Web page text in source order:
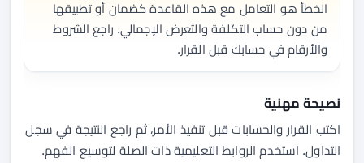
الخطأ هو التعامل مع هذه القاعدة كضمان أو تطبيقها
من دون حساب التكلفة والتعرض الإجمالي. راجع الشروط
والأرقام في حسابك قبل القرار.
نصيحة مهنية
اكتب القرار والحسابات قبل تنفيذ الأمر، ثم راجع النتيجة في سجل
التداول. استخدم الروابط التعليمية ذات الصلة لتوسيع الفهم.